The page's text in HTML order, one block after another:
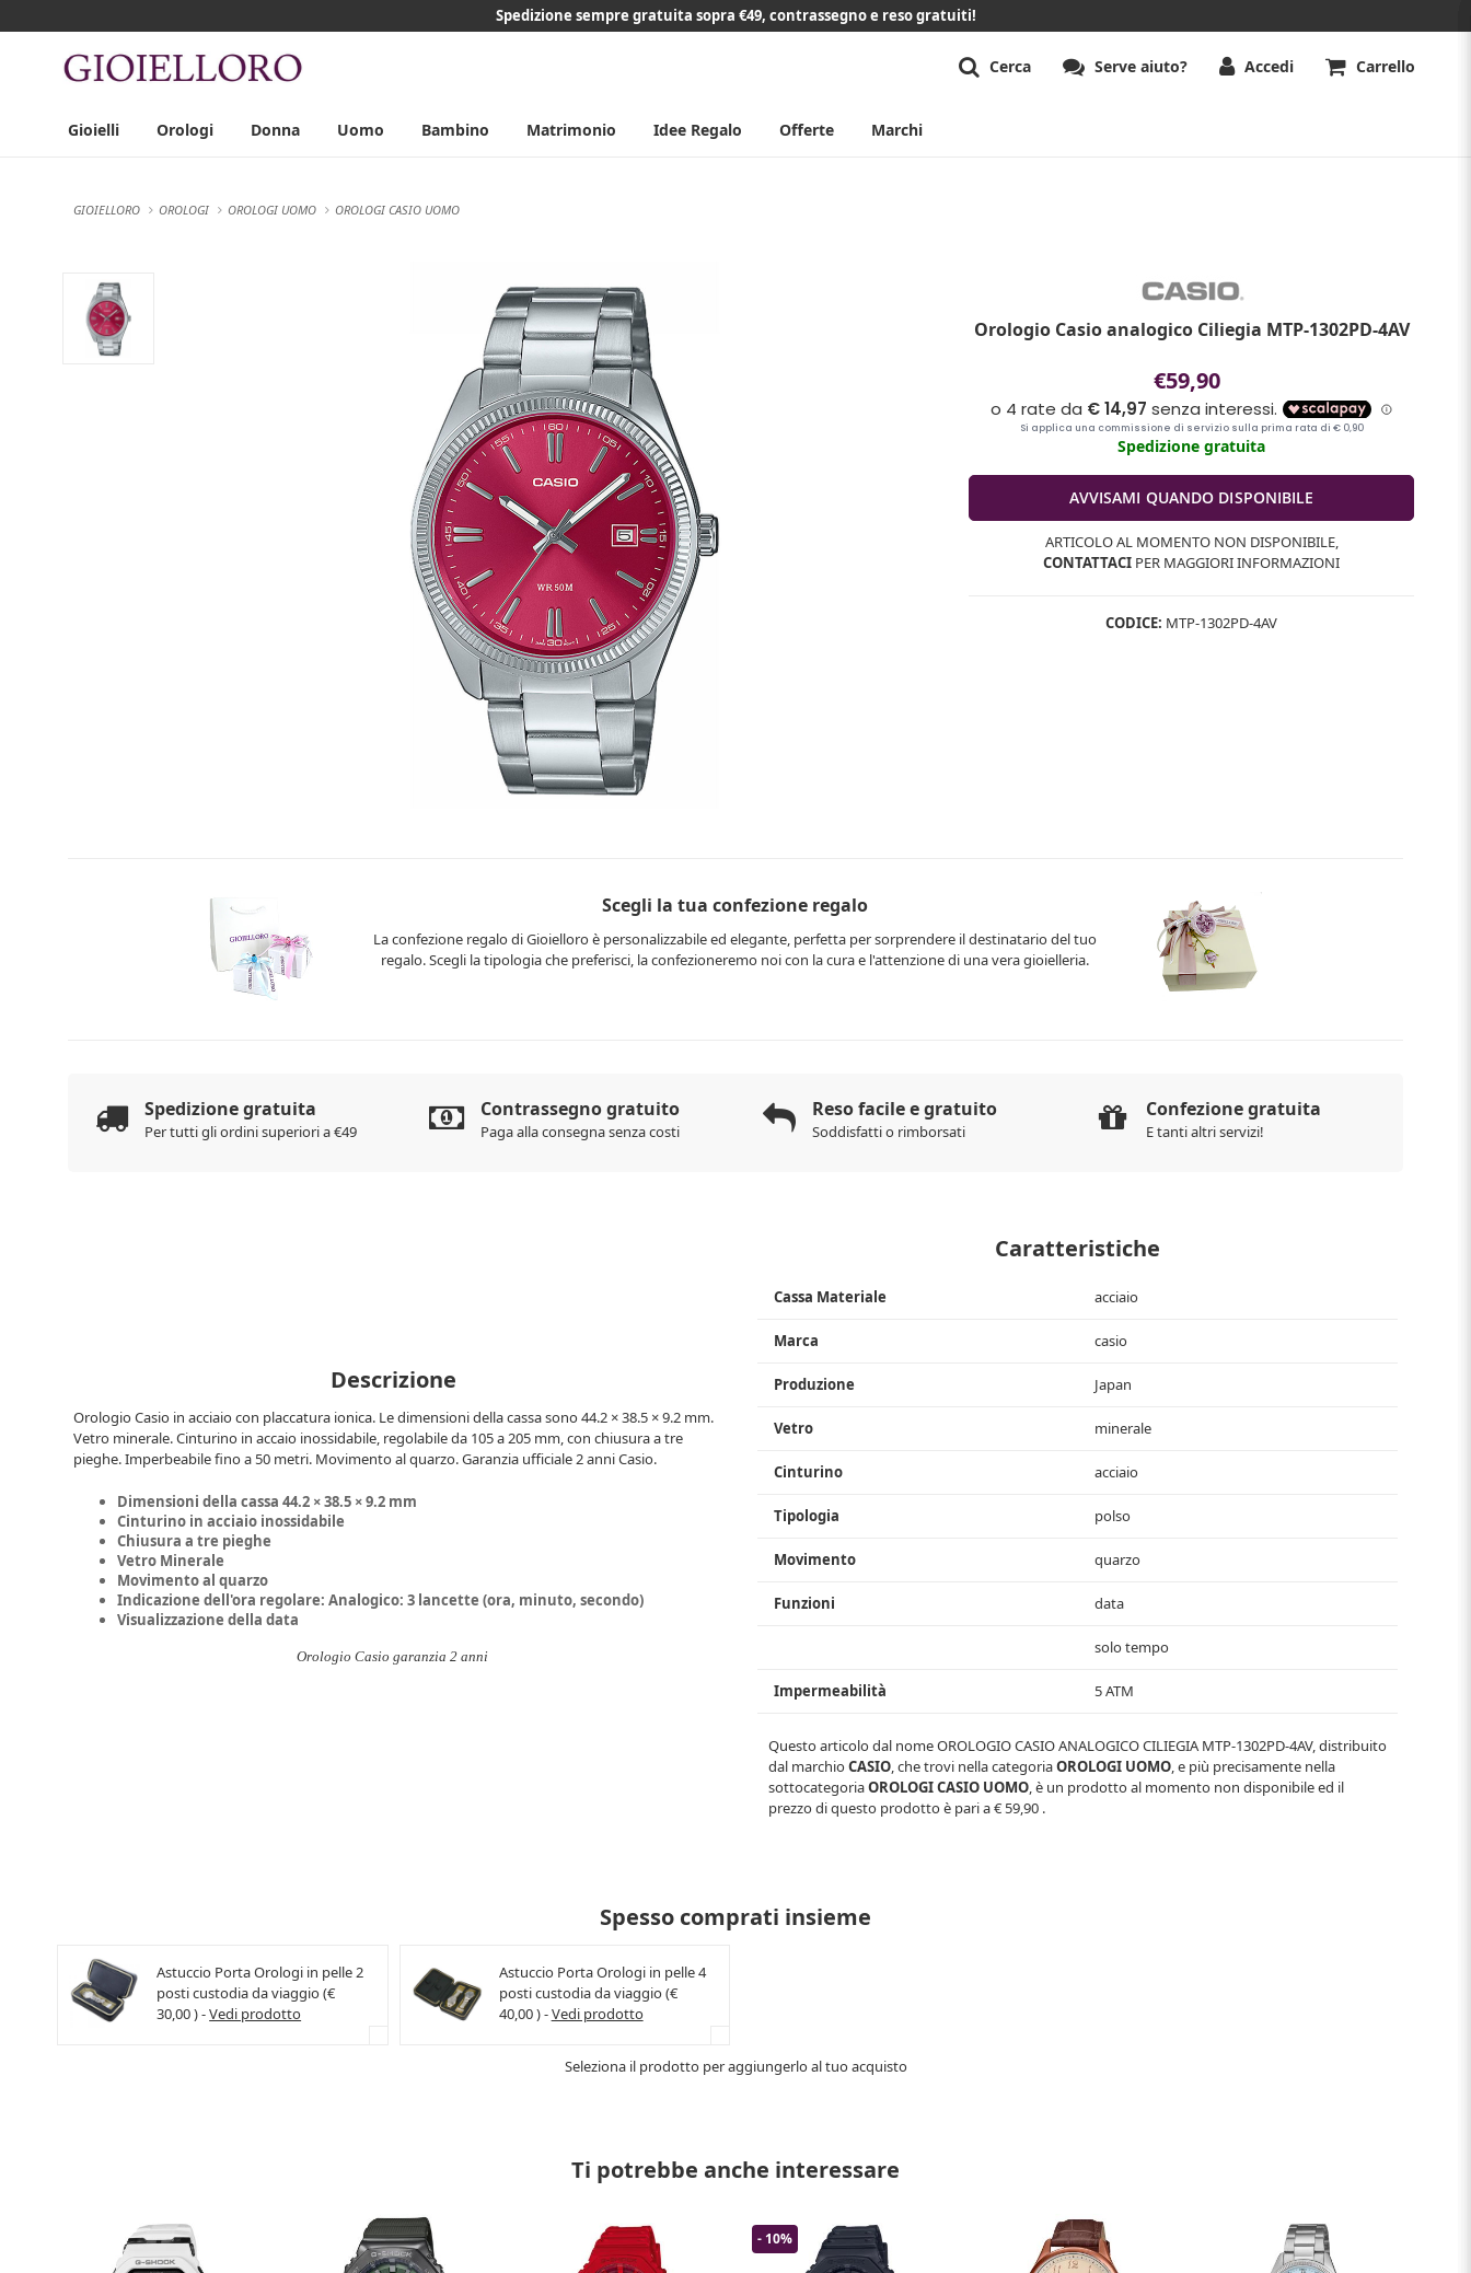
Spedizione sempre gratuita sopra €49, contrassegno e reso gratuiti!
Cerca Serve aiuto? Accedi Carrello
Gioielli Orologi Donna Uomo Bambino Matrimonio Idee Regalo Offerte Marchi
GIOIELLORO OROLOGI OROLOGI UOMO OROLOGI CASIO UOMO
Orologio Casio analogico Ciliegia MTP-1302PD-4AV
€59,90
Spedizione gratuita
ARTICOLO AL MOMENTO NON DISPONIBILE,
CONTATTACI PER MAGGIORI INFORMAZIONI
CODICE: MTP-1302PD-4AV
Scegli la tua confezione regalo
La confezione regalo di Gioielloro è personalizzabile ed elegante, perfetta per sorprendere il destinatario del tuo
regalo. Scegli la tipologia che preferisci, la confezioneremo noi con la cura e l'attenzione di una vera gioielleria.
Spedizione gratuita
Per tutti gli ordini superiori a €49
Contrassegno gratuito
Paga alla consegna senza costi
Reso facile e gratuito
Soddisfatti o rimborsati
Confezione gratuita
E tanti altri servizi!
Descrizione
Orologio Casio in acciaio con placcatura ionica. Le dimensioni della cassa sono 44.2 × 38.5 × 9.2 mm.
Vetro minerale. Cinturino in accaio inossidabile, regolabile da 105 a 205 mm, con chiusura a tre
pieghe. Imperbeabile fino a 50 metri. Movimento al quarzo. Garanzia ufficiale 2 anni Casio.
Dimensioni della cassa 44.2 × 38.5 × 9.2 mm
Cinturino in acciaio inossidabile
Chiusura a tre pieghe
Vetro Minerale
Movimento al quarzo
Indicazione dell'ora regolare: Analogico: 3 lancette (ora, minuto, secondo)
Visualizzazione della data
Orologio Casio garanzia 2 anni
Caratteristiche
Cassa Materiale acciaio
Marca casio
Produzione Japan
Vetro minerale
Cinturino acciaio
Tipologia polso
Movimento quarzo
Funzioni data
solo tempo
Impermeabilità 5 ATM
Questo articolo dal nomeOROLOGIO CASIO ANALOGICO CILIEGIA MTP-1302PD-4AV, distribuito
dal marchioCASIO, che trovi nella categoriaOROLOGI UOMO, e più precisamente nella
sottocategoriaOROLOGI CASIO UOMO, è un prodotto al momento non disponibile ed il
prezzo di questo prodotto è pari a€ 59,90 .
Spesso comprati insieme
Astuccio Porta Orologi in pelle 2
posti custodia da viaggio (€
30,00 ) -Vedi prodotto
Astuccio Porta Orologi in pelle 4
posti custodia da viaggio (€
40,00 ) -Vedi prodotto
Seleziona il prodotto per aggiungerlo al tuo acquisto
Ti potrebbe anche interessare
- 10%